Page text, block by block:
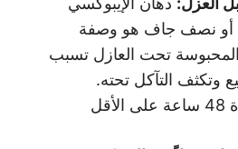
نصف جاف هو وصفة
تحت العازل تسبب
وتكثف التآكل تحته.
التجفيف التام لمدة 48 ساعة على الأقل